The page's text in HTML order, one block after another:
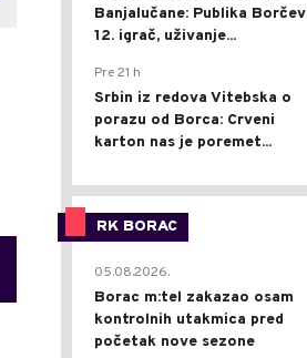
Banjalučane: Publika Borčev
12. igrač, uživanje...
Pre 21 h
Srbin iz redova Vitebska o
porazu od Borca: Crveni
karton nas je poremet...
RK BORAC
05.08.2026.
Borac m:tel zakazao osam
kontrolnih utakmica pred
početak nove sezone